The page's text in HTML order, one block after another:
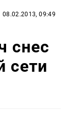
08.02.2013, 09:49
снес
сети